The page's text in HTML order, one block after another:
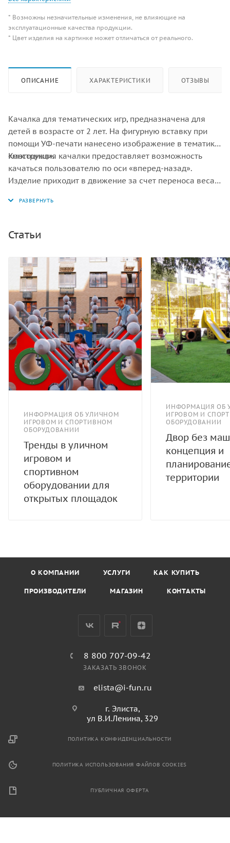
* Возможны незначительные изменения, не влияющие на
эксплуатационные качества продукции.
* Цвет изделия на картинке может отличаться от реального.
ОПИСАНИЕ ХАРАКТЕРИСТИКИ ОТЗЫВЫ
Качалка для тематических игр, предназначена для
детей в возрасте от 2 лет. На фигурную вставку при
помощи УФ-печати нанесено изображение в тематике
«мотоцикл».
Конструкция качалки предоставляет возможность
качаться пользователю по оси «вперед-назад».
Изделие приходит в движение за счет переноса веса
«назад-вперед». Платформа обеспечивает плавное
Статьи
ИНФОРМАЦИЯ ОБ УЛИЧНОМ
ИГРОВОМ И СПОРТИВНОМ
ОБОРУДОВАНИИ
Тренды в уличном
игровом и
спортивном
оборудовании для
открытых площадок
ИНФОРМАЦИЯ ОБ
ИГРОВОМ И
ОБОРУДОВАНИИ
Двор без
концепция и
территории
О КОМПАНИИ УСЛУГИ КАК КУПИТЬ
ПРОИЗВОДИТЕЛИ МАГАЗИН КОНТАКТЫ
8 800 707-09-42
ЗАКАЗАТЬ ЗВОНОК
elista@i-fun.ru
г. Элиста,
ул В.И.Ленина, 329
ПОЛИТИКА КОНФИДЕНЦИАЛЬНОСТИ
ПОЛИТИКА ИСПОЛЬЗОВАНИЯ ФАЙЛОВ COOKIES
ПУБЛИЧНАЯ ОФЕРТА